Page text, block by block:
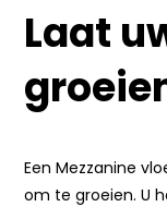
Laat
Een Mezzanine
om te groeien. U